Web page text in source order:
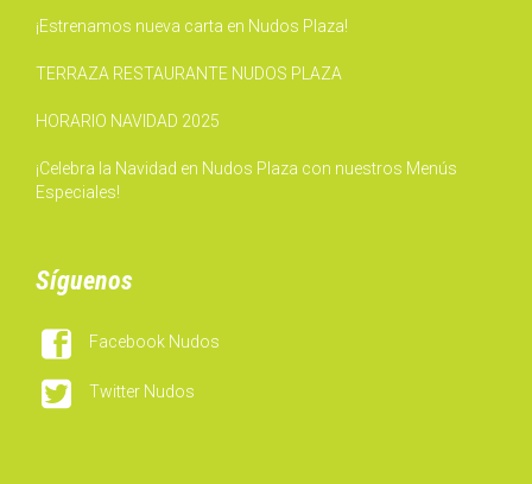
¡Estrenamos nueva carta en Nudos Plaza!
TERRAZA RESTAURANTE NUDOS PLAZA
HORARIO NAVIDAD 2025
¡Celebra la Navidad en Nudos Plaza con nuestros Menús
Especiales!
Síguenos
 Facebook Nudos
 Twitter Nudos